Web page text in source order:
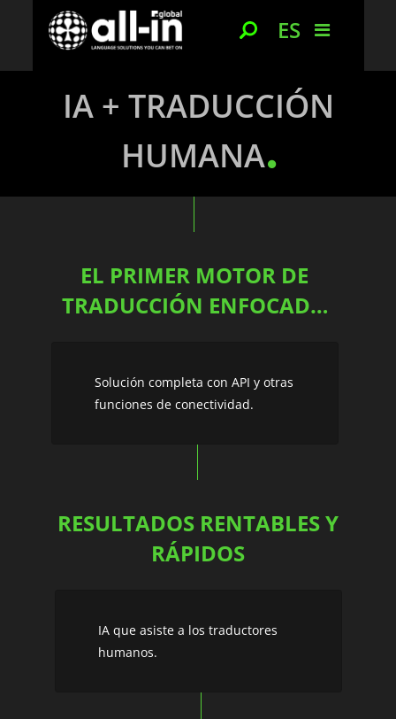
ES
IA + TRADUCCIÓN
HUMANA
EL PRIMER MOTOR DE
TRADUCCIÓN ENFOCADO
Solución completa con API y otras
funciones de conectividad.
RESULTADOS RENTABLES Y
RÁPIDOS
IA que asiste a los traductores
humanos.